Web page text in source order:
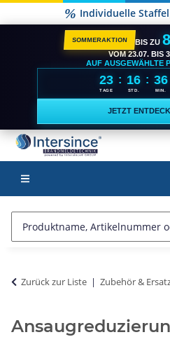
Individuelle
SOMMERAKTION BIS ZU
VOM 23.07. BIS
AUF AUSGEWÄHLTE
23
TAGE
: 16
STD.
: 36
MIN.
JETZT
Zurück zur Liste Zubehör &